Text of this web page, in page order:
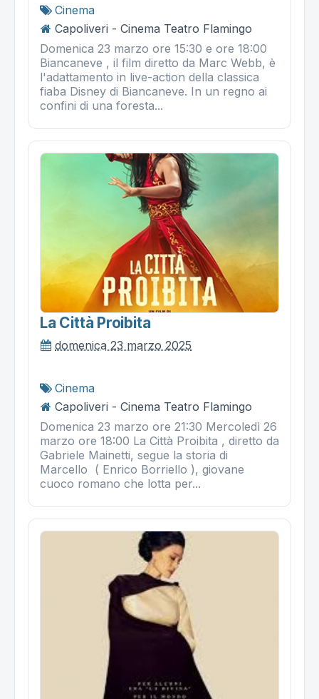
Cinema
Capoliveri - Cinema Teatro Flamingo
Domenica 23 marzo ore 15:30 e ore 18:00
Biancaneve , il film diretto da Marc Webb, è
l'adattamento in live-action della classica
fiaba Disney di Biancaneve. In un regno ai
confini di una foresta...
La Città Proibita
domenica 23 marzo 2025
Cinema
Capoliveri - Cinema Teatro Flamingo
Domenica 23 marzo ore 21:30 Mercoledì 26
marzo ore 18:00 La Città Proibita , diretto da
Gabriele Mainetti, segue la storia di
Marcello ( Enrico Borriello ), giovane
cuoco romano che lotta per...